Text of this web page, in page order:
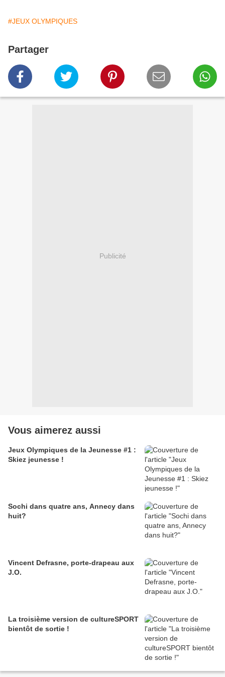
#JEUX OLYMPIQUES
Partager
Publicité
Vous aimerez aussi
Jeux Olympiques de la Jeunesse #1 :
Skiez jeunesse !
Sochi dans quatre ans, Annecy dans
huit?
Vincent Defrasne, porte-drapeau aux
J.O.
La troisième version de cultureSPORT
bientôt de sortie !